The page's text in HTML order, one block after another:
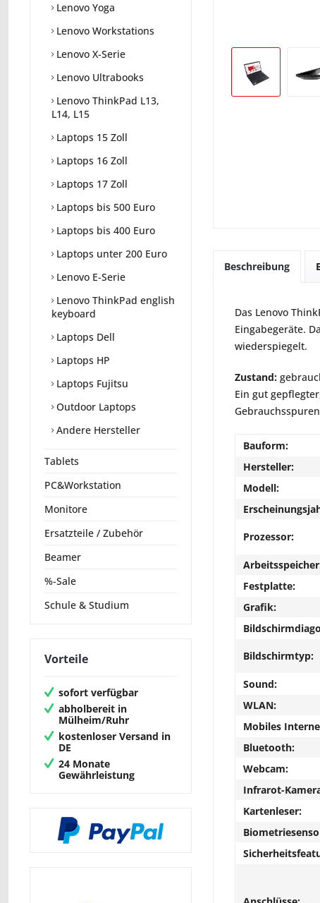
Lenovo Yoga
Lenovo Workstations
Lenovo X-Serie
Lenovo Ultrabooks
Lenovo ThinkPad L13,
L14, L15
Laptops 15 Zoll
Laptops 16 Zoll
Laptops 17 Zoll
Laptops bis 500 Euro
Laptops bis 400 Euro
Laptops unter 200 Euro
Lenovo E-Serie
Lenovo ThinkPad english
keyboard
Laptops Dell
Laptops HP
Laptops Fujitsu
Outdoor Laptops
Andere Hersteller
Tablets
PC&Workstation
Monitore
Ersatzteile / Zubehör
Beamer
%-Sale
Schule & Studium
Vorteile
sofort verfügbar
abholbereit in
Mülheim/Ruhr
kostenloser Versand in
DE
24 Monate
Gewährleistung
Beschreibung
Das Lenovo
Eingabegeräte.
wiederspiegelt.
Zustand:
Ein gut
Bauform:
Hersteller:
Modell:
Prozessor:
Festplatte:
Grafik:
Bildschirmtyp:
Sound:
WLAN:
Mobiles
Bluetooth:
Webcam:
Infrarot-
Kartenleser: